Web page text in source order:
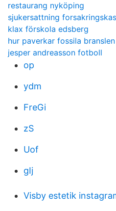
restaurang nyköping
sjukersattning
klax förskola edsberg
hur paverkar fossila
jesper andreasson fotboll
op
ydm
FreGi
zS
Uof
gIj
Visby estetik